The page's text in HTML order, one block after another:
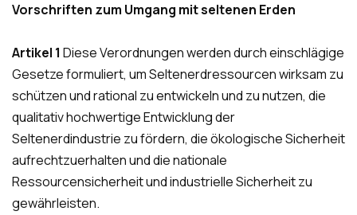
Vorschriften zum Umgang mit seltenen Erden
Artikel 1 Diese Verordnungen werden durch einschlägige
Gesetze formuliert, um Seltenerdressourcen wirksam zu
schützen und rational zu entwickeln und zu nutzen, die
qualitativ hochwertige Entwicklung der
Seltenerdindustrie zu fördern, die ökologische Sicherheit
aufrechtzuerhalten und die nationale
Ressourcensicherheit und industrielle Sicherheit zu
gewährleisten.